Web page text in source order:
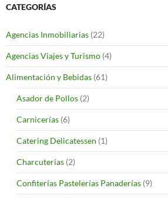
CATEGORÍAS
Agencias Inmobiliarias (22)
Agencias Viajes y Turismo (4)
Alimentación y Bebidas (61)
Asador de Pollos (2)
Carnicerías (6)
Catering Delicatessen (1)
Charcuterías (2)
Confiterías Pastelerías Panaderías (9)